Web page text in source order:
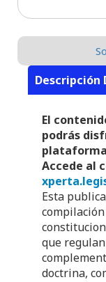
Descripción
El
podrás
Accede al
Esta
que
doctrina,